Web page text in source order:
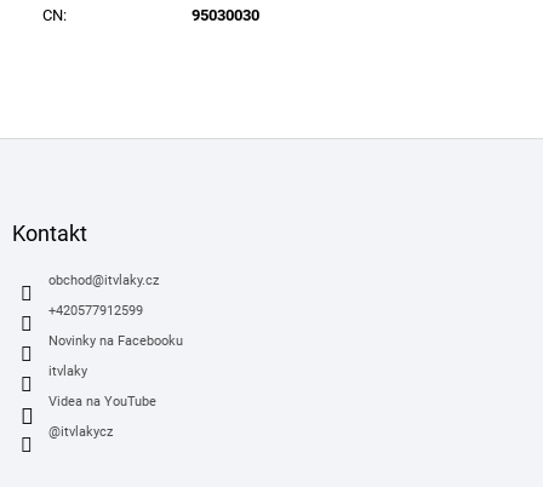
CN: 95030030
Kontakt
obchod@itvlaky.cz
+420577912599
Novinky na Facebooku
itvlaky
Videa na YouTube
@itvlakycz